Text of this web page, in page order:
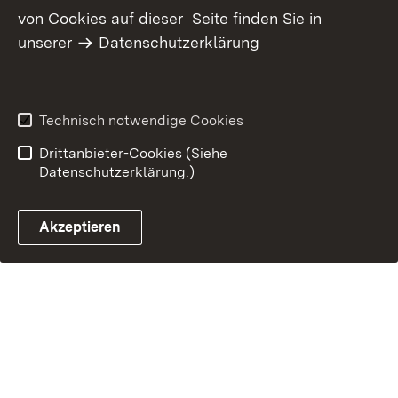
Barrierefreiheit
Benutzungshinweise
Impressum
von Cookies auf dieser Seite finden Sie in
unserer
Datenschutzerklärung
Technisch notwendige Cookies
Drittanbieter-Cookies (Siehe
Datenschutzerklärung.)
Akzeptieren